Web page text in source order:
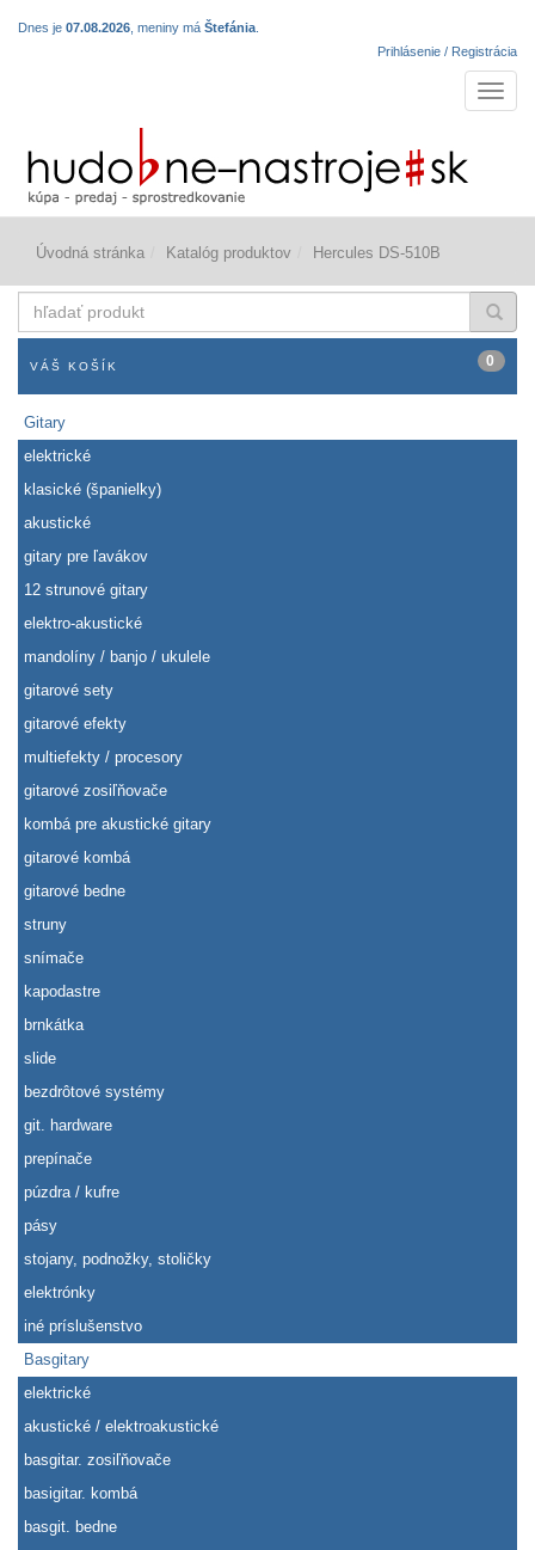
Dnes je 07.08.2026 , meniny má Štefánia
Prihlásenie / Registrácia
Úvodná stránka Katalóg produktov Hercules DS-510B
produkt
VÁŠ KOŠÍK 0
Gitary
elektrické
klasické (španielky)
akustické
gitary pre ľavákov
12 strunové gitary
elektro-akustické
mandolíny / banjo / ukulele
gitarové sety
gitarové efekty
multiefekty / procesory
gitarové zosiľňovače
kombá pre akustické gitary
gitarové kombá
gitarové bedne
struny
snímače
kapodastre
brnkátka
slide
bezdrôtové systémy
git. hardware
prepínače
púzdra / kufre
pásy
stojany, podnožky, stoličky
elektrónky
iné príslušenstvo
Basgitary
elektrické
akustické / elektroakustické
basgitar. zosiľňovače
basigitar. kombá
basgit. bedne